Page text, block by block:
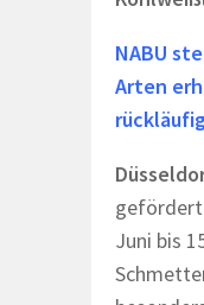
NABU
Arten
Juni bis